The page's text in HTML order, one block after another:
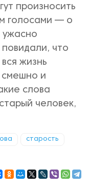
произносить
голосами — о
ужасно
что
жизнь
смешно и
слова
человек,
старость